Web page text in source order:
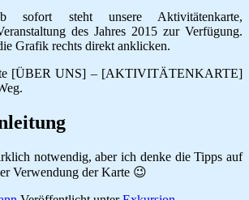
sofort steht unsere Aktivitätenkarte,
des Jahres 2015 zur Verfügung.
Grafik rechts direkt anklicken.
[ÜBER UNS] – [AKTIVITÄTENKARTE]
notwendig, aber ich denke die Tipps auf
Verwendung der Karte 😉